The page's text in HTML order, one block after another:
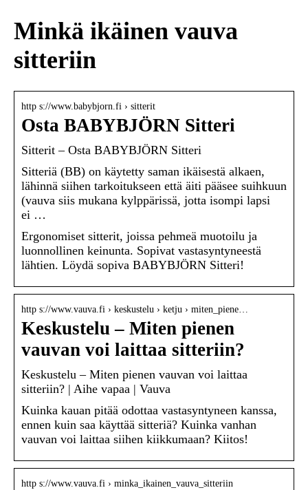
Minkä ikäinen vauva
sitteriin
http s://www.babybjorn.fi › sitterit
Osta BABYBJÖRN Sitteri
Sitterit – Osta BABYBJÖRN Sitteri
Sitteriä (BB) on käytetty saman ikäisestä alkaen,
lähinnä siihen tarkoitukseen että äiti pääsee suihkuun
(vauva siis mukana kylppärissä, jotta isompi lapsi
ei …
Ergonomiset sitterit, joissa pehmeä muotoilu ja
luonnollinen keinunta. Sopivat vastasyntyneestä
lähtien. Löydä sopiva BABYBJÖRN Sitteri!
http s://www.vauva.fi › keskustelu › ketju › miten_piene…
Keskustelu – Miten pienen
vauvan voi laittaa sitteriin?
Keskustelu – Miten pienen vauvan voi laittaa
sitteriin? | Aihe vapaa | Vauva
Kuinka kauan pitää odottaa vastasyntyneen kanssa,
ennen kuin saa käyttää sitteriä? Kuinka vanhan
vauvan voi laittaa siihen kiikkumaan? Kiitos!
http s://www.vauva.fi › minka_ikainen_vauva_sitteriin